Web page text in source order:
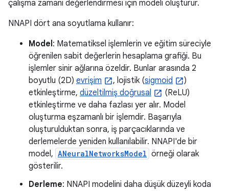
çalışma zamanı değerlendirmesi için modeli oluşturur.
NNAPI dört ana soyutlama kullanır:
Model: Matematiksel işlemlerin ve eğitim süreciyle
öğrenilen sabit değerlerin hesaplama grafiği. Bu
işlemler sinir ağlarına özeldir. Bunlar arasında 2
boyutlu (2D) evrişim , lojistik (sigmoid
)
etkinleştirme, düzeltilmiş doğrusal
(ReLU)
etkinleştirme ve daha fazlası yer alır. Model
oluşturma eşzamanlı bir işlemdir. Başarıyla
oluşturulduktan sonra, iş parçacıklarında ve
derlemelerde yeniden kullanılabilir. NNAPI'de bir
model, ANeuralNetworksModel örneği olarak
gösterilir.
Derleme: NNAPI modelini daha düşük düzeyli koda